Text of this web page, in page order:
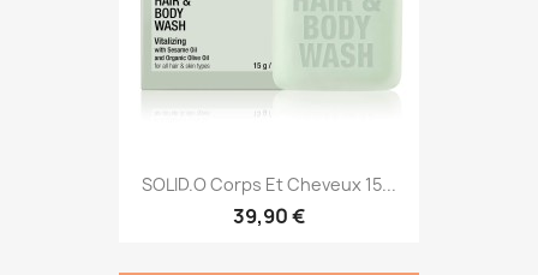
SOLID.O Corps Et Cheveux 15...
39,90 €